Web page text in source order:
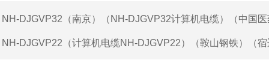
NH-DJGVP32（南京）（NH-DJGVP32计算机电缆）（中国医
NH-DJGVP22（计算机电缆NH-DJGVP22）（鞍山钢铁）（宿